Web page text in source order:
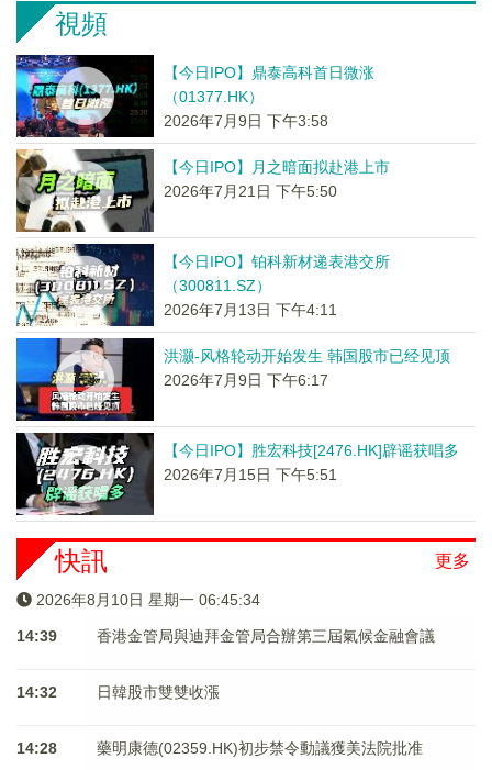
視頻
【今日IPO】鼎泰高科首日微涨
（01377.HK）
2026年7月9日 下午3:58
【今日IPO】月之暗面拟赴港上市
2026年7月21日 下午5:50
【今日IPO】铂科新材递表港交所
（300811.SZ）
2026年7月13日 下午4:11
洪灏-风格轮动开始发生 韩国股市已经见顶
2026年7月9日 下午6:17
【今日IPO】胜宏科技[2476.HK]辟谣获唱多
2026年7月15日 下午5:51
更多
快訊
2026年8月10日 星期一 06:45:34
14:39 香港金管局與迪拜金管局合辦第三屆氣候金融會議
14:32 日韓股市雙雙收漲
14:28 藥明康德(02359.HK)初步禁令動議獲美法院批准